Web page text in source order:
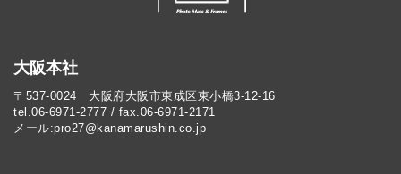
大阪本社
〒537-0024 大阪府大阪市東成区東小橋3-12-16
tel.06-6971-2777 / fax.06-6971-2171
メール:pro27@kanamarushin.co.jp​